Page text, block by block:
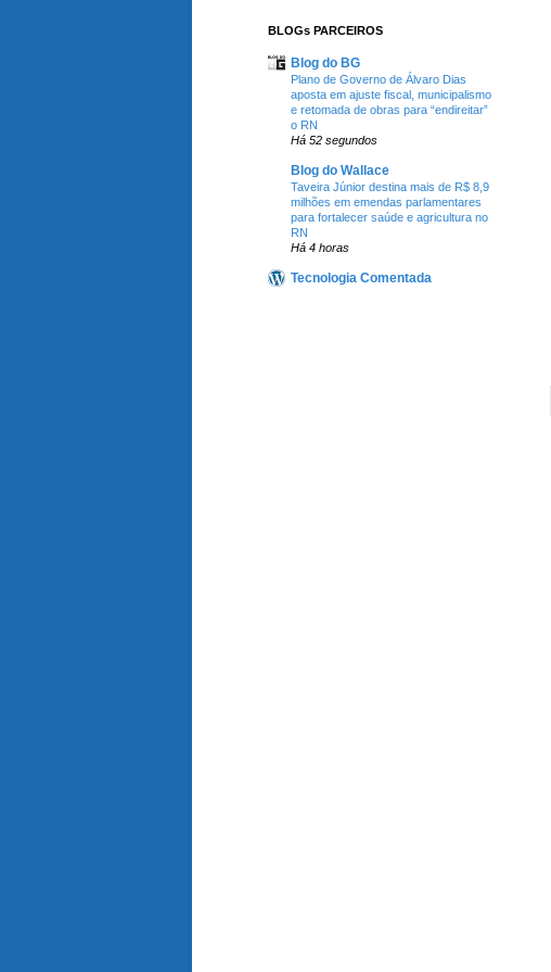
BLOGs PARCEIROS
Blog do BG
Plano de Governo de Álvaro Dias
aposta em ajuste fiscal, municipalismo
e retomada de obras para “endireitar”
o RN
Há 52 segundos
Blog do Wallace
Taveira Júnior destina mais de R$ 8,9
milhões em emendas parlamentares
para fortalecer saúde e agricultura no
RN
Há 4 horas
Tecnologia Comentada